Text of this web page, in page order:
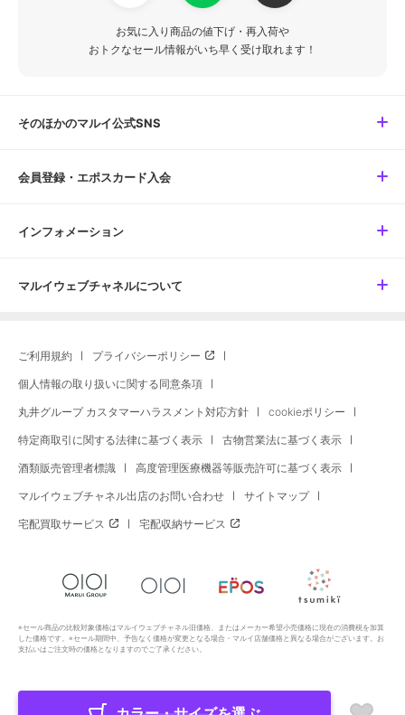
お気に入り商品の値下げ・再入荷や
おトクなセール情報がいち早く受け取れます！
そのほかのマルイ公式SNS
会員登録・エポスカード入会
インフォメーション
マルイウェブチャネルについて
ご利用規約 プライバシーポリシー
個人情報の取り扱いに関する同意条項
丸井グループ カスタマーハラスメント対応方針 cookieポリシー
特定商取引に関する法律に基づく表示 古物営業法に基づく表示
酒類販売管理者標識 高度管理医療機器等販売許可に基づく表示
マルイウェブチャネル出店のお問い合わせ サイトマップ
宅配買取サービス 宅配収納サービス
※セール商品の比較対象価格はマルイウェブチャネル旧価格、またはメーカー希望小売価格に現在の消費税を加算
した価格です。※セール期間中、予告なく価格が変更となる場合・マルイ店舗価格と異なる場合がございます。お
支払いはご注文時の価格となりますのでご了承ください。